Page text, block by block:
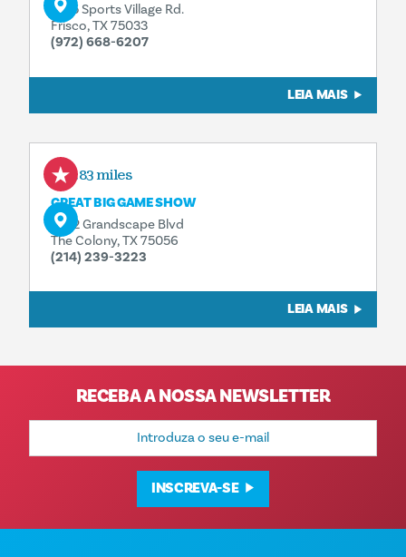
6155 Sports Village Rd.
Frisco, TX 75033
(972) 668-6207
LEIA MAIS
5.83 miles
GREAT BIG GAME SHOW
5752 Grandscape Blvd
The Colony, TX 75056
(214) 239-3223
LEIA MAIS
RECEBA A NOSSA NEWSLETTER
Endereço
e-
INSCREVA-SE